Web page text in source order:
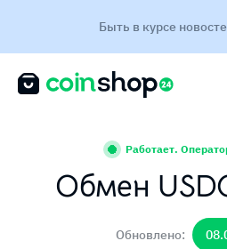
Быть в курсе
Работает.
Обмен
Обновлено: